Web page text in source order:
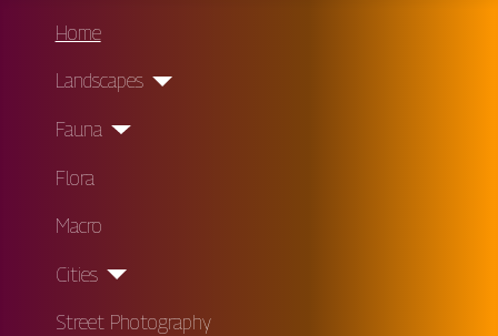
Home
Landscapes
Fauna
Flora
Macro
Cities
Street Photography